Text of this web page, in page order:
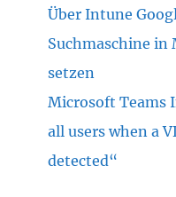
Über Intune
Suchmaschine in
setzen
Microsoft Teams
all users when a
detected“